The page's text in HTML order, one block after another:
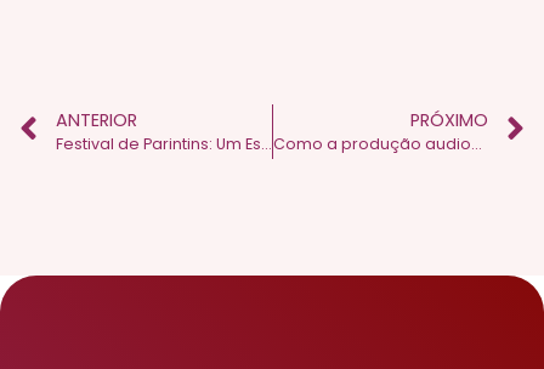
ANTERIOR
Festival de Parintins: Um Espetáculo de Cultura e Publicidade
PRÓXIMO
Como a produção audiovisual pode impulsionar as vendas: uma análise dos benefícios e estratégias